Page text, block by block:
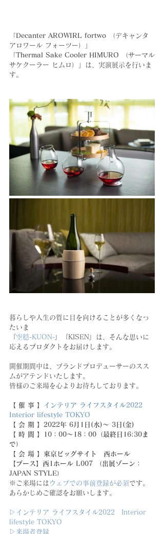
Decanter AROWIRL fortwo （デキャンタ
アロワール フォーツー）」
Thermal Sake Cooler HIMURO （サーマル
サケクーラー ヒムロ）」は、実演展示を行いま
す。
暮らしや人生の質に目を向けることが多くなっ
たいま
『空穏-KUON- 』『KISEN』は、そんな思いに
応えるプロダクトをお届けします。
開催期間中は、ブランドプロデューサーのスス
ムがアテンドいたします。
皆様のご来場を心よりお待ちしております。
【 催 事 】 インテリア ライフスタイル2022
Interior lifestyle TOKYO
【 会 期 】2022年 6月1日(水)〜 3日(金)
【 時 間 】10：00～18：00（最終日16:30ま
で）
【 会 場 】東京ビッグサイト　西ホール
【ブース】西1ホール L007 （出展ゾーン：
JAPAN STYLE）
※ご来場には ウェブでの事前登録が必須です。
あらかじめご確認をお願いします。
▷インテリア ライフスタイル2022　Interior
lifestyle TOKYO
▷来場者登録